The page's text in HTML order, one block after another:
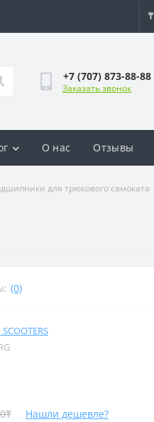
₸
+7 (707) 873-88-88
Заказать звонок
О нас Отзывы
для трюкового самоката
(0)
Нашли дешевле?